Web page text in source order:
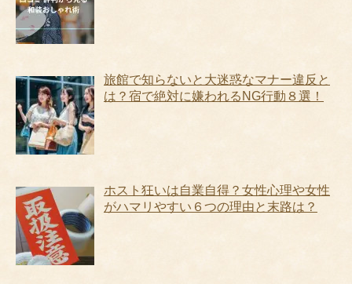
旅館で知らないと大迷惑なマナー違反と
は？宿で絶対に嫌われるNG行動８選！
ホスト狂いは自業自得？女性心理や女性
がハマリやすい６つの理由と末路は？